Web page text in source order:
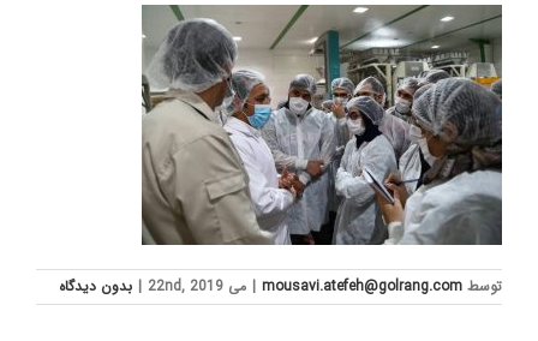
توسط mousavi.atefeh@golrang.com
| می 22nd, 2019 | بدون ديدگاه